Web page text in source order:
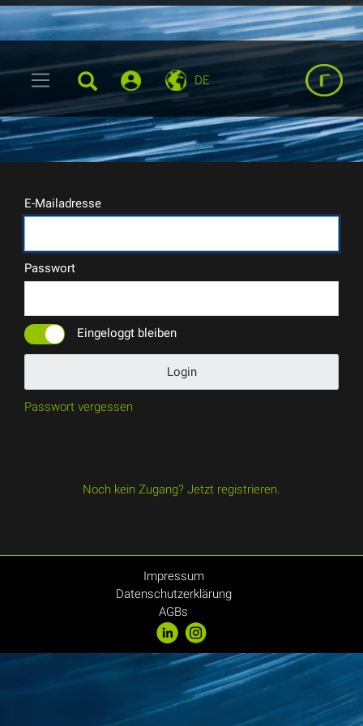
DE
E-Mailadresse
Passwort
Eingeloggt bleiben
Login
Passwort vergessen
Noch kein Zugang? Jetzt registrieren.
Impressum
Datenschutzerklärung
AGBs